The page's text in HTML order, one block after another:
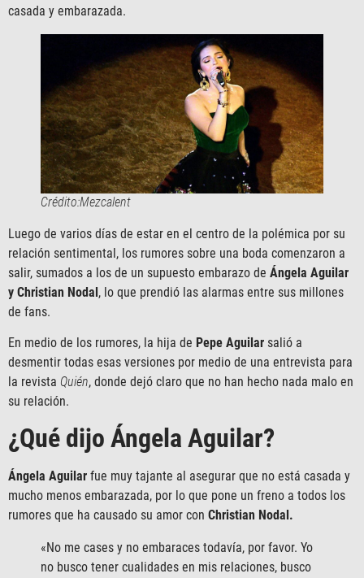
casada y embarazada.
Crédito:Mezcalent
Luego de varios días de estar en el centro de la polémica por su
relación sentimental, los rumores sobre una boda comenzaron a
salir, sumados a los de un supuesto embarazo de Ángela Aguilar
y Christian Nodal, lo que prendió las alarmas entre sus millones
de fans.
En medio de los rumores, la hija de Pepe Aguilar salió a
desmentir todas esas versiones por medio de una entrevista para
la revista Quién, donde dejó claro que no han hecho nada malo en
su relación.
¿Qué dijo Ángela Aguilar?
Ángela Aguilar fue muy tajante al asegurar que no está casada y
mucho menos embarazada, por lo que pone un freno a todos los
rumores que ha causado su amor con Christian Nodal.
«No me cases y no embaraces todavía, por favor. Yo
no busco tener cualidades en mis relaciones, busco